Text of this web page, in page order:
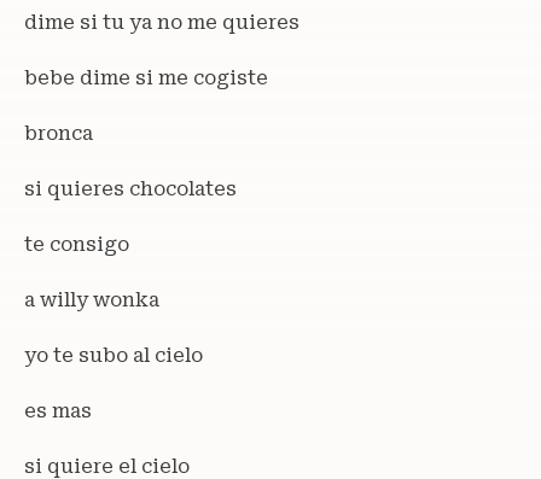
dime si tu ya no me quieres
bebe dime si me cogiste
bronca
si quieres chocolates
te consigo
a willy wonka
yo te subo al cielo
es mas
si quiere el cielo